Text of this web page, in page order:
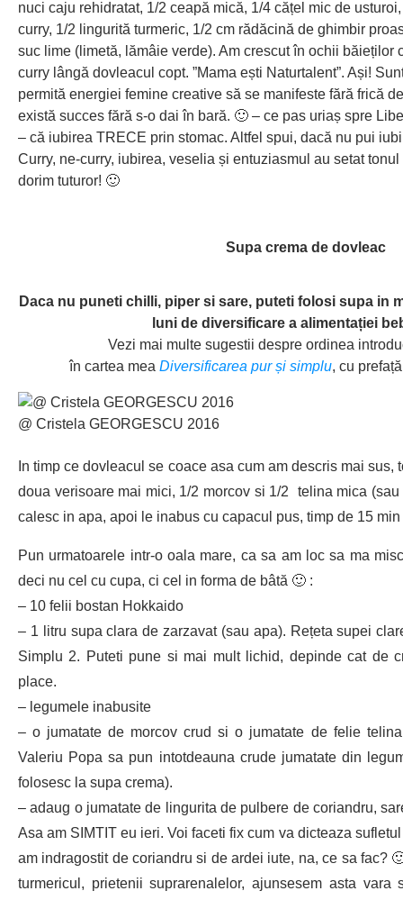
nuci caju rehidratat, 1/2 ceapă mică, 1/4 cățel mic de
curry, 1/2 lingurită turmeric, 1/2 cm rădăcină de ghimbir
suc lime (limetă, lămâie verde). Am crescut în ochii băieților
curry lângă dovleacul copt. ”Mama ești Naturtalent”. Ași!
permită energiei femine creative să se manifeste fără frică
există succes fără s-o dai în bară. 🙂 – ce pas uriaș spre
– că iubirea TRECE prin stomac. Altfel spui, dacă nu pui
Curry, ne-curry, iubirea, veselia și entuziasmul au setat
dorim tuturor! 🙂
Supa crema de dovleac
Daca nu puneti chilli, piper si sare, puteti folosi supa in
luni de diversificare a alimentației
Vezi mai multe sugestii despre ordinea
în cartea mea Diversificarea pur și simplu, cu
@ Cristela GEORGESCU 2016
In timp ce dovleacul se coace asa cum am descris mai sus,
doua verisoare mai mici, 1/2 morcov si 1/2 telina mica
calesc in apa, apoi le inabus cu capacul pus, timp de 15
Pun urmatoarele intr-o oala mare, ca sa am loc sa ma
deci nu cel cu cupa, ci cel in forma de bâtă 🙂 :
– 10 felii bostan Hokkaido
– 1 litru supa clara de zarzavat (sau apa). Rețeta supei
Simplu 2. Puteti pune si mai mult lichid, depinde cat de
place.
– legumele inabusite
– o jumatate de morcov crud si o jumatate de felie
Valeriu Popa sa pun intotdeauna crude jumatate din
folosesc la supa crema).
– adaug o jumatate de lingurita de pulbere de coriandru,
Asa am SIMTIT eu ieri. Voi faceti fix cum va dicteaza
am indragostit de coriandru si de ardei iute, na, ce sa fac?
turmericul, prietenii suprarenalelor, ajunsesem asta